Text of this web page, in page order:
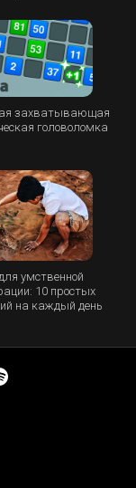
захватывающая
головоломка
умственной
10 простых
на каждый день